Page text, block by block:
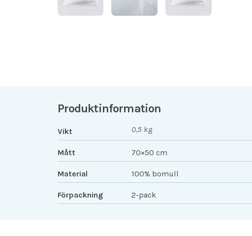
Produktinformation
Vikt 0,5 kg
Mått 70×50 cm
Material 100% bomull
Förpackning 2-pack